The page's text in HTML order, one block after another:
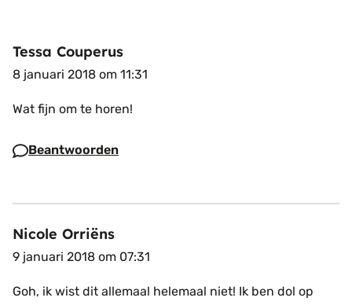
Tessa Couperus
8 januari 2018 om 11:31
Wat fijn om te horen!
Beantwoorden
Nicole Orriëns
9 januari 2018 om 07:31
Goh, ik wist dit allemaal helemaal niet! Ik ben dol op